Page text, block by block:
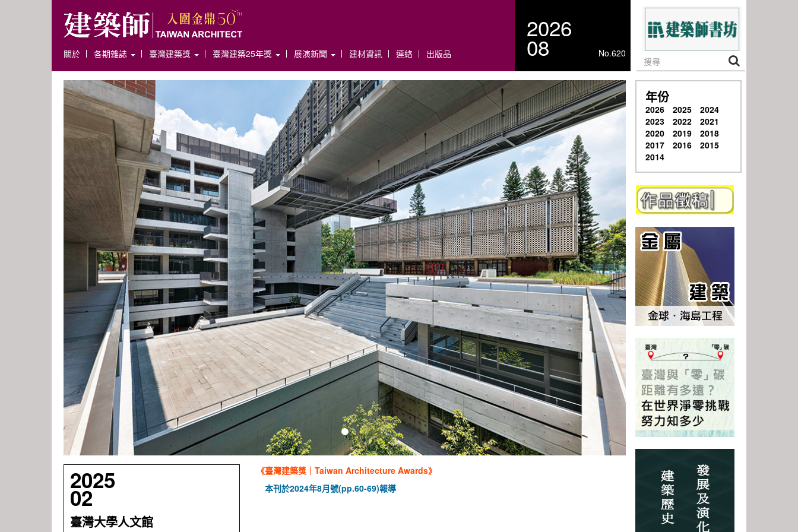
關於 各期雜誌 臺灣建築獎 臺灣建築25年獎 展演新聞 建材資訊 連絡 出版品
2026
08 No.620
N
e
x
t
2025
02
臺灣大學人文館
《臺灣建築獎｜Taiwan Architecture Awards》
本刊於2024年8月號(pp.60-69)報導
年份
2026 2025
2024
2023
2022
2021
2020
2019
2018
2017
2016
2015
2014